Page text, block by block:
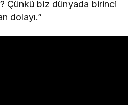
Çünkü biz dünyada birinci
dolayı.”